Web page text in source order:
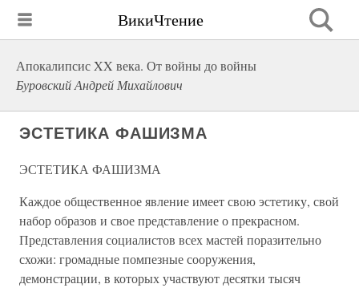
ВикиЧтение
Апокалипсис XX века. От войны до войны
Буровский Андрей Михайлович
ЭСТЕТИКА ФАШИЗМА
ЭСТЕТИКА ФАШИЗМА
Каждое общественное явление имеет свою эстетику, свой
набор образов и свое представление о прекрасном.
Представления социалистов всех мастей поразительно
схожи: громадные помпезные сооружения,
демонстрации, в которых участвуют десятки тысяч